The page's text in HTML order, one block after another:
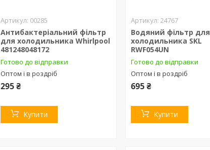
00285
Антибактеріальний фільтр
для холодильника Whirlpool
481248048172
Готово до відправки
Оптом і в роздріб
295 ₴
Купити
24767
Водяний фільтр для
холодильника SKL
RWF054UN
Готово до відправки
Оптом і в роздріб
695 ₴
Купити